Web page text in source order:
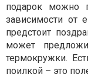
подарок можно
зависимости от
предстоит
может
термокружки.
поилкой – это